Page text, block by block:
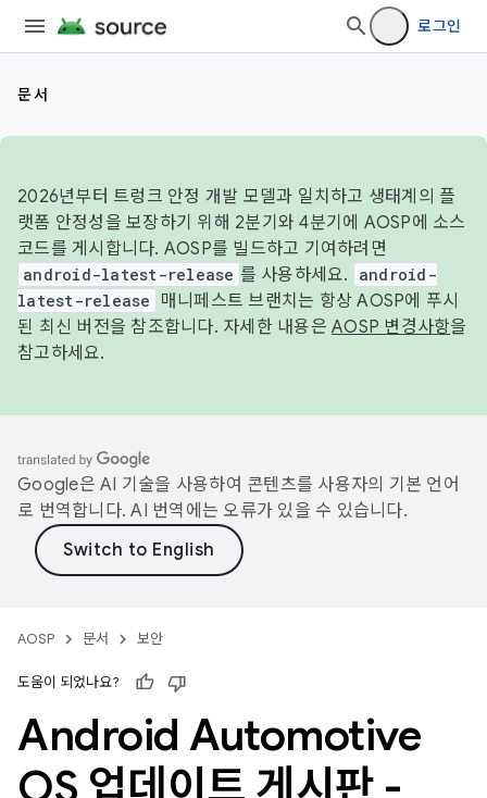
로그인
문서
2026년부터 트렁크 안정 개발 모델과 일치하고 생태계의 플
랫폼 안정성을 보장하기 위해 2분기와 4분기에 AOSP에 소스
코드를 게시합니다. AOSP를 빌드하고 기여하려면
android-latest-release 를 사용하세요.
android-
latest-release
매니페스트 브랜치는 항상 AOSP에 푸시
된 최신 버전을 참조합니다. 자세한 내용은 AOSP 변경사항을
참고하세요.
Google은 AI 기술을 사용하여 콘텐츠를 사용자의 기본 언어
로 번역합니다. AI 번역에는 오류가 있을 수 있습니다.
AOSP 문서 보안
도움이 되었나요?
Android Automotive
OS 업데이트 게시판 -